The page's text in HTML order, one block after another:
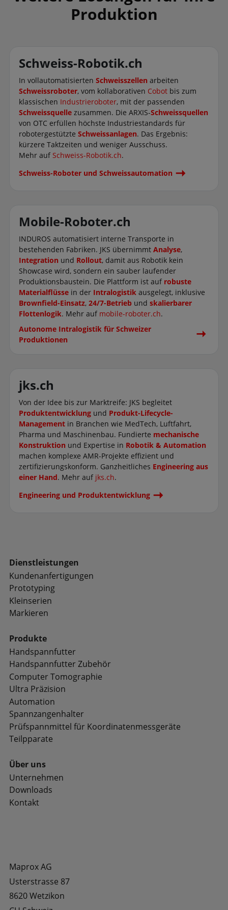
Produktion
Schweiss-Robotik.ch
In vollautomatisierten Schweisszellen arbeiten
Schweissroboter, vom kollaborativen Cobot bis zum
klassischen Industrieroboter, mit der passenden
Schweissquelle zusammen. Die ARXIS-Schweissquellen
von OTC erfüllen höchste Industriestandards für
robotergestützte Schweissanlagen. Das Ergebnis:
kürzere Taktzeiten und weniger Ausschuss.
Mehr auf Schweiss-Robotik.ch.
Schweiss-Roboter und Schweissautomation
Mobile-Roboter.ch
INDUROS automatisiert interne Transporte in
bestehenden Fabriken. JKS übernimmt Analyse,
Integration und Rollout, damit aus Robotik kein
Showcase wird, sondern ein sauber laufender
Produktionsbaustein. Die Plattform ist auf robuste
Materialflüsse in der Intralogistik ausgelegt, inklusive
Brownfield-Einsatz, 24/7-Betrieb und skalierbarer
Flottenlogik. Mehr auf mobile-roboter.ch.
Autonome Intralogistik für Schweizer
Produktionen
jks.ch
Von der Idee bis zur Marktreife: JKS begleitet
Produktentwicklung und Produkt-Lifecycle-
Management in Branchen wie MedTech, Luftfahrt,
Pharma und Maschinenbau. Fundierte mechanische
Konstruktion und Expertise in Robotik & Automation
machen komplexe AMR-Projekte effizient und
zertifizierungskonform. Ganzheitliches Engineering aus
einer Hand. Mehr auf jks.ch.
Engineering und Produktentwicklung
Dienstleistungen
Kundenanfertigungen
Prototyping
Kleinserien
Markieren
Produkte
Handspannfutter
Handspannfutter Zubehör
Computer Tomographie
Ultra Präzision
Automation
Spannzangenhalter
Prüfspannmittel für Koordinaten­messgeräte
Teilpparate
Über uns
Unternehmen
Downloads
Kontakt
Maprox AG
Usterstrasse 87
8620 Wetzikon